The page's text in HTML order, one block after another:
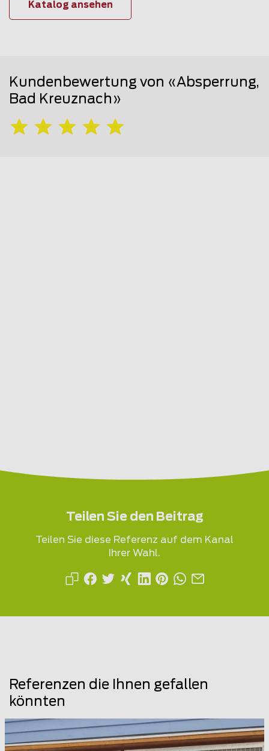
Katalog ansehen
Kundenbewertung von «Absperrung,
Bad Kreuznach»
Teilen Sie den Beitrag
Teilen Sie diese Referenz auf dem Kanal
Ihrer Wahl.
Referenzen die Ihnen gefallen
könnten